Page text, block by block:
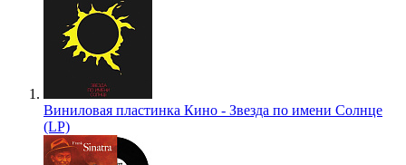
Виниловая пластинка Кино - Звезда по имени Солнце
(LP)